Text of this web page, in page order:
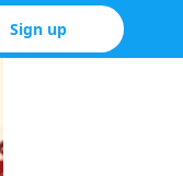
Sign up